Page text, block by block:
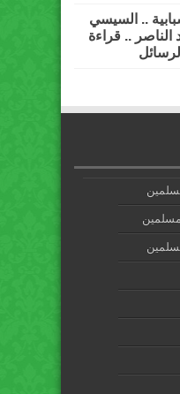
.. السيسي
.. قراءة